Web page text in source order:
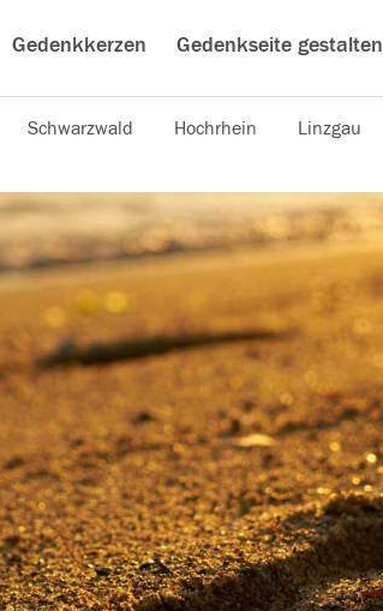
Gedenkkerzen Gedenkseite gestalten
Schwarzwald Hochrhein Linzgau